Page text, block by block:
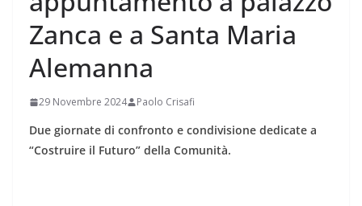
Zanca e a Santa Maria
Alemanna
29 Novembre 2024 Paolo Crisafi
Due giornate di confronto e condivisione dedicate a
“Costruire il Futuro” della Comunità.